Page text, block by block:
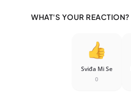
WHAT'S YOUR REACTION?
Sviđa Mi Se
0